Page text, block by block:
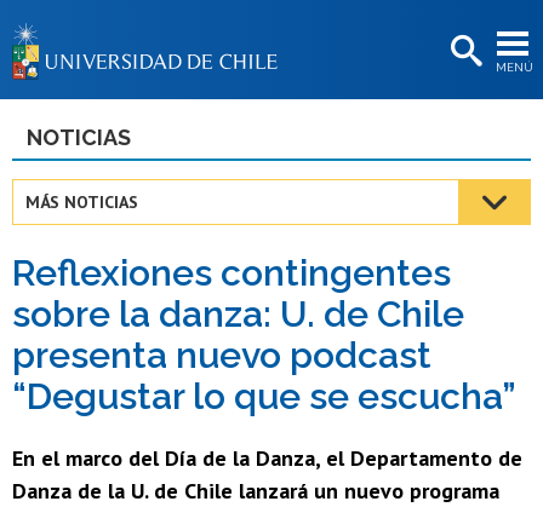
MENÚ
BIBLIOTECAS
Estudiantes
Académicas/os
Funcionarias/os
Egresadas/os
NOTICIAS
MÁS NOTICIAS
Reflexiones contingentes
sobre la danza: U. de Chile
presenta nuevo podcast
“Degustar lo que se escucha”
En el marco del Día de la Danza, el Departamento de
Danza de la U. de Chile lanzará un nuevo programa